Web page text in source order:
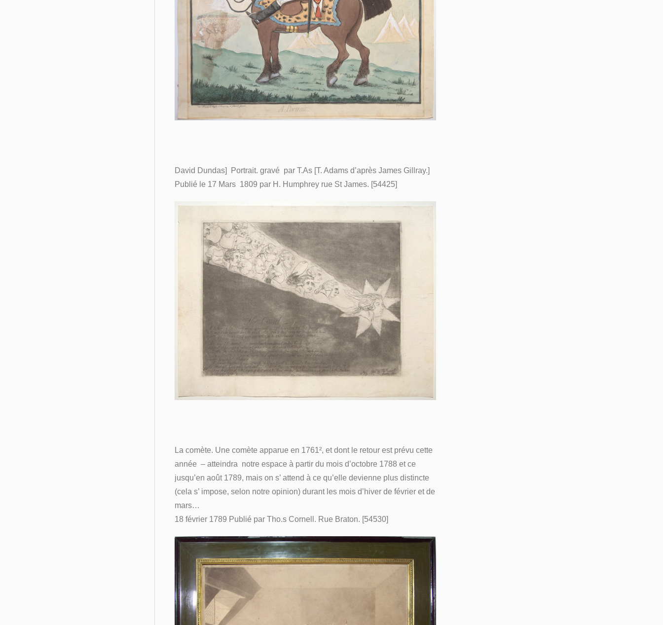
David Dundas] Portrait. gravé par T.As [T. Adams d’après James Gillray.]
Publié le 17 Mars 1809 par H. Humphrey rue St James. [54425]
La comète. Une comète apparue en 1761², et dont le retour est prévu cette
année – atteindra notre espace à partir du mois d’octobre 1788 et ce
jusqu’en août 1789, mais on s’ attend à ce qu’elle devienne plus distincte
(cela s’ impose, selon notre opinion) durant les mois d’hiver de février et de
mars…
18 février 1789 Publié par Tho.s Cornell. Rue Braton. [54530]